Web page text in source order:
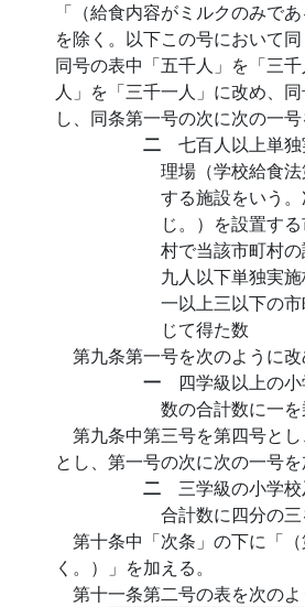
「（給食内容がミルクのみで
を除く。以下この号において同
同号の表中「五千人」を「三
人」を「三千一人」に改め、
し、同条第一号の次に次の一号
二 七百人以上単
理場（学校給食
する施設をいう
じ。）を設置す
村で当該市町村
九人以下単独実
一以上三以下の
じて得た数
第九条第一号を次のように改
一 四学級以上の
数の合計数に一
第九条中第三号を第四号と
とし、第一号の次に次の一号を
二 三学級の小学
合計数に四分の
第十条中「次条」の下に「
く。）」を加える。
第十一条第二号の表を次のよ